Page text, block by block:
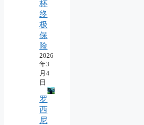
杯
终
极
保
险
2026
年3
月4
日
罗
西
尼